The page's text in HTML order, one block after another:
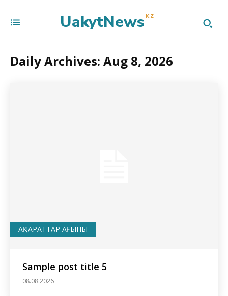
UakytNews KZ
Daily Archives: Aug 8, 2026
АҚПАРАТТАР АҒЫНЫ
Sample post title 5
08.08.2026